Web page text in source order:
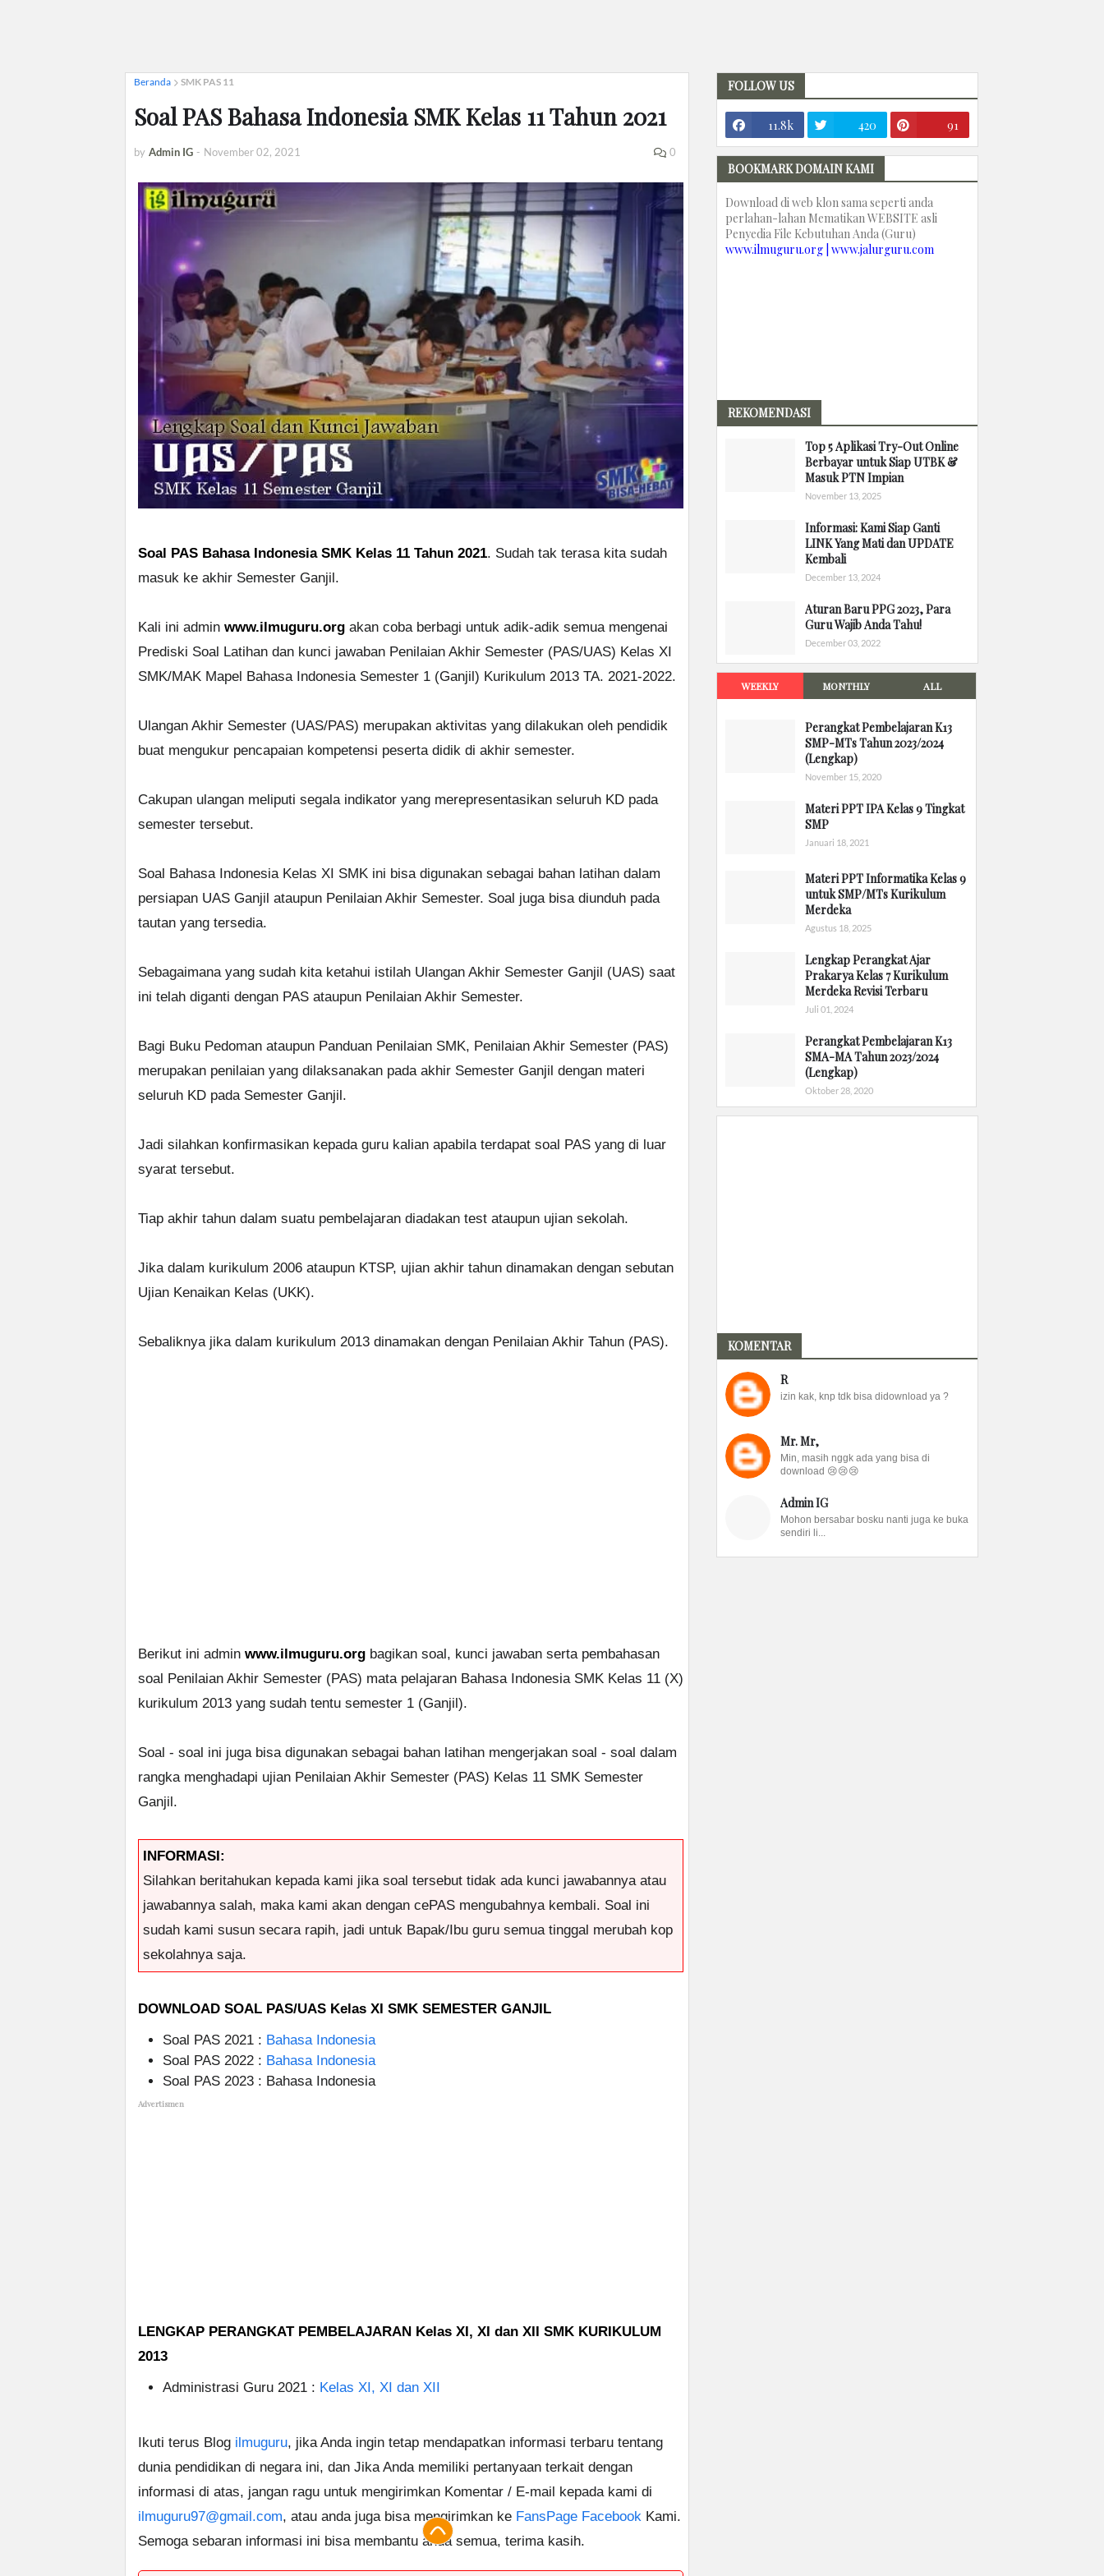
Beranda SMK PAS 11
Soal PAS Bahasa Indonesia SMK Kelas 11 Tahun 2021
by Admin IG - November 02, 2021 0
Soal PAS Bahasa Indonesia SMK Kelas 11 Tahun 2021. Sudah tak terasa kita sudah
masuk ke akhir Semester Ganjil.
Kali ini admin www.ilmuguru.org akan coba berbagi untuk adik-adik semua mengenai
Prediski Soal Latihan dan kunci jawaban Penilaian Akhir Semester (PAS/UAS) Kelas XI
SMK/MAK Mapel Bahasa Indonesia Semester 1 (Ganjil) Kurikulum 2013 TA. 2021-2022.
Ulangan Akhir Semester (UAS/PAS) merupakan aktivitas yang dilakukan oleh pendidik
buat mengukur pencapaian kompetensi peserta didik di akhir semester.
Cakupan ulangan meliputi segala indikator yang merepresentasikan seluruh KD pada
semester tersebut.
Soal Bahasa Indonesia Kelas XI SMK ini bisa digunakan sebagai bahan latihan dalam
persiapan UAS Ganjil ataupun Penilaian Akhir Semester. Soal juga bisa diunduh pada
tautan yang tersedia.
Sebagaimana yang sudah kita ketahui istilah Ulangan Akhir Semester Ganjil (UAS) saat
ini telah diganti dengan PAS ataupun Penilaian Akhir Semester.
Bagi Buku Pedoman ataupun Panduan Penilaian SMK, Penilaian Akhir Semester (PAS)
merupakan penilaian yang dilaksanakan pada akhir Semester Ganjil dengan materi
seluruh KD pada Semester Ganjil.
Jadi silahkan konfirmasikan kepada guru kalian apabila terdapat soal PAS yang di luar
syarat tersebut.
Tiap akhir tahun dalam suatu pembelajaran diadakan test ataupun ujian sekolah.
Jika dalam kurikulum 2006 ataupun KTSP, ujian akhir tahun dinamakan dengan sebutan
Ujian Kenaikan Kelas (UKK).
Sebaliknya jika dalam kurikulum 2013 dinamakan dengan Penilaian Akhir Tahun (PAS).
Berikut ini admin www.ilmuguru.org bagikan soal, kunci jawaban serta pembahasan
soal Penilaian Akhir Semester (PAS) mata pelajaran Bahasa Indonesia SMK Kelas 11 (X)
kurikulum 2013 yang sudah tentu semester 1 (Ganjil).
Soal - soal ini juga bisa digunakan sebagai bahan latihan mengerjakan soal - soal dalam
rangka menghadapi ujian Penilaian Akhir Semester (PAS) Kelas 11 SMK Semester
Ganjil.
INFORMASI:
Silahkan beritahukan kepada kami jika soal tersebut tidak ada kunci jawabannya atau
jawabannya salah, maka kami akan dengan cePAS mengubahnya kembali. Soal ini
sudah kami susun secara rapih, jadi untuk Bapak/Ibu guru semua tinggal merubah kop
sekolahnya saja.
DOWNLOAD SOAL PAS/UAS Kelas XI SMK SEMESTER GANJIL
Soal PAS 2021 : Bahasa Indonesia
Soal PAS 2022 : Bahasa Indonesia
Soal PAS 2023 : Bahasa Indonesia
Advertismen
LENGKAP PERANGKAT PEMBELAJARAN Kelas XI, XI dan XII SMK KURIKULUM
2013
Administrasi Guru 2021 : Kelas XI, XI dan XII
Ikuti terus Blog ilmuguru, jika Anda ingin tetap mendapatkan informasi terbaru tentang
dunia pendidikan di negara ini, dan Jika Anda memiliki pertanyaan terkait dengan
informasi di atas, jangan ragu untuk mengirimkan Komentar / E-mail kepada kami di
ilmuguru97@gmail.com, atau anda juga bisa mengirimkan ke FansPage Facebook Kami.
Semoga sebaran informasi ini bisa membantu anda semua, terima kasih.
FOLLOW US
11.8k 420 91
BOOKMARK DOMAIN KAMI
Download di web klon sama seperti anda
perlahan-lahan Mematikan WEBSITE asli
Penyedia File Kebutuhan Anda (Guru)
www.ilmuguru.org | www.jalurguru.com
REKOMENDASI
Top 5 Aplikasi Try-Out Online
Berbayar untuk Siap UTBK &
Masuk PTN Impian
November 13, 2025
Informasi: Kami Siap Ganti
LINK Yang Mati dan UPDATE
Kembali
December 13, 2024
Aturan Baru PPG 2023, Para
Guru Wajib Anda Tahu!
December 03, 2022
WEEKLY MONTHLY ALL
Perangkat Pembelajaran K13
SMP-MTs Tahun 2023/2024
(Lengkap)
November 15, 2020
Materi PPT IPA Kelas 9 Tingkat
SMP
Januari 18, 2021
Materi PPT Informatika Kelas 9
untuk SMP/MTs Kurikulum
Merdeka
Agustus 18, 2025
Lengkap Perangkat Ajar
Prakarya Kelas 7 Kurikulum
Merdeka Revisi Terbaru
Juli 01, 2024
Perangkat Pembelajaran K13
SMA-MA Tahun 2023/2024
(Lengkap)
Oktober 28, 2020
KOMENTAR
R
izin kak, knp tdk bisa didownload ya ?
Mr. Mr,
Min, masih nggk ada yang bisa di
download 😢😢😢
Admin IG
Mohon bersabar bosku nanti juga ke buka
sendiri li...